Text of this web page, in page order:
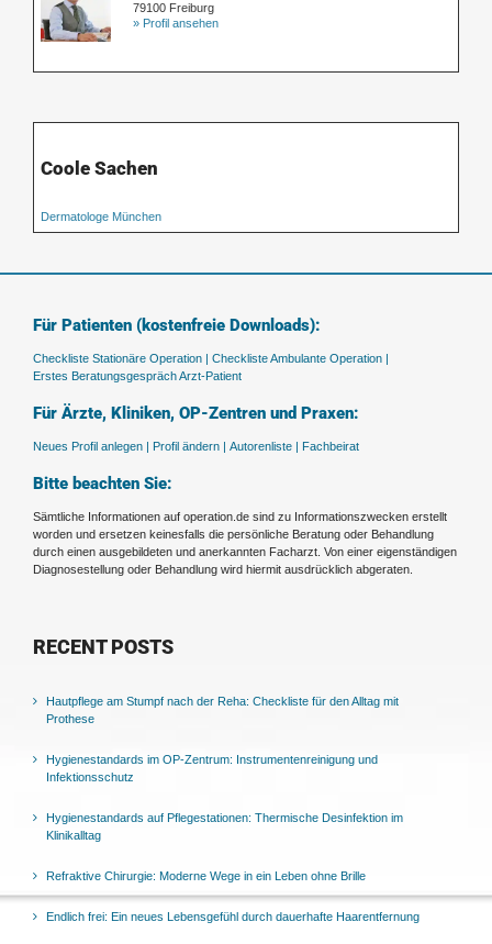
79100 Freiburg
» Profil ansehen
Coole Sachen
Dermatologe München
Für Patienten (kostenfreie Downloads):
Checkliste Stationäre Operation | Checkliste Ambulante Operation |
Erstes Beratungsgespräch Arzt-Patient
Für Ärzte, Kliniken, OP-Zentren und Praxen:
Neues Profil anlegen | Profil ändern | Autorenliste | Fachbeirat
Bitte beachten Sie:
Sämtliche Informationen auf operation.de sind zu Informationszwecken erstellt
worden und ersetzen keinesfalls die persönliche Beratung oder Behandlung
durch einen ausgebildeten und anerkannten Facharzt. Von einer eigenständigen
Diagnosestellung oder Behandlung wird hiermit ausdrücklich abgeraten.
RECENT POSTS
Hautpflege am Stumpf nach der Reha: Checkliste für den Alltag mit
Prothese
Hygienestandards im OP-Zentrum: Instrumentenreinigung und
Infektionsschutz
Hygienestandards auf Pflegestationen: Thermische Desinfektion im
Klinikalltag
Refraktive Chirurgie: Moderne Wege in ein Leben ohne Brille
Endlich frei: Ein neues Lebensgefühl durch dauerhafte Haarentfernung